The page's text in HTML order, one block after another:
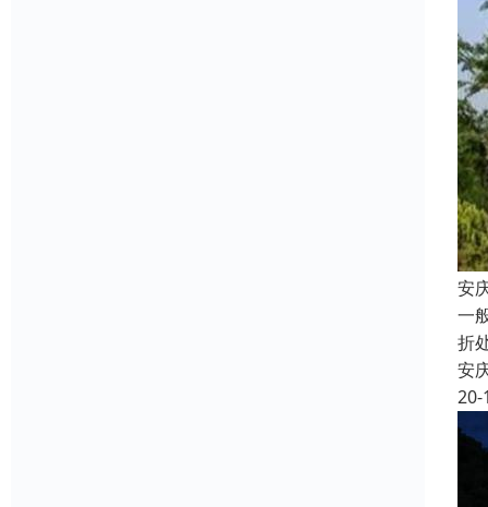
安
一
折
安
20-